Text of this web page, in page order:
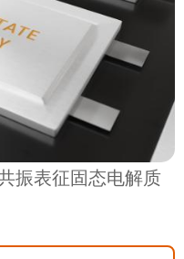
振表征固态电解质